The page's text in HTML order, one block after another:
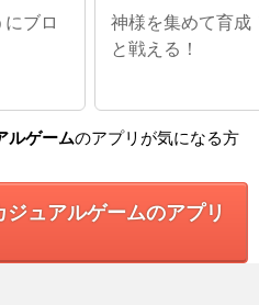
ブロ
神様を集めて育成
と戦える！
ルゲームのアプリが気になる方
ュアルゲームのアプリ